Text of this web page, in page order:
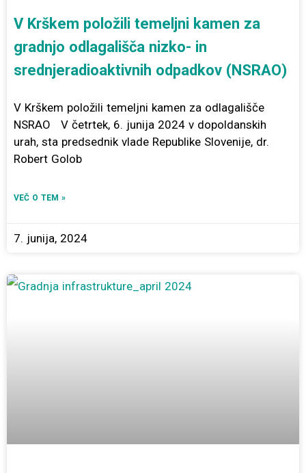
V Krškem položili temeljni kamen za
gradnjo odlagališča nizko- in
srednjeradioaktivnih odpadkov (NSRAO)
V Krškem položili temeljni kamen za odlagališče
NSRAO V četrtek, 6. junija 2024 v dopoldanskih
urah, sta predsednik vlade Republike Slovenije, dr.
Robert Golob
VEČ O TEM »
7. junija, 2024